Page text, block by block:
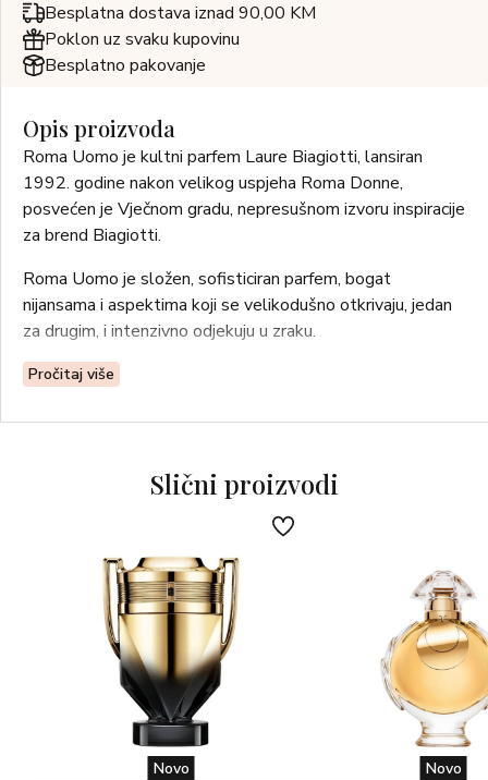
Besplatna dostava iznad 90,00 KM
Poklon uz svaku kupovinu
Besplatno pakovanje
Opis proizvoda
Roma Uomo je kultni parfem Laure Biagiotti, lansiran
1992. godine nakon velikog uspjeha Roma Donne,
posvećen je Vječnom gradu, nepresušnom izvoru inspiracije
za brend Biagiotti.
Roma Uomo je složen, sofisticiran parfem, bogat
nijansama i aspektima koji se velikodušno otkrivaju, jedan
za drugim, i intenzivno odjekuju u zraku.
Dizajn podsjeća na rimske hramove, počast Vječnom gradu.
OLFAKTIVNA OBITELJ – Drvenasto orijentalni
Pročitaj više
Slični proizvodi
Novo Novo